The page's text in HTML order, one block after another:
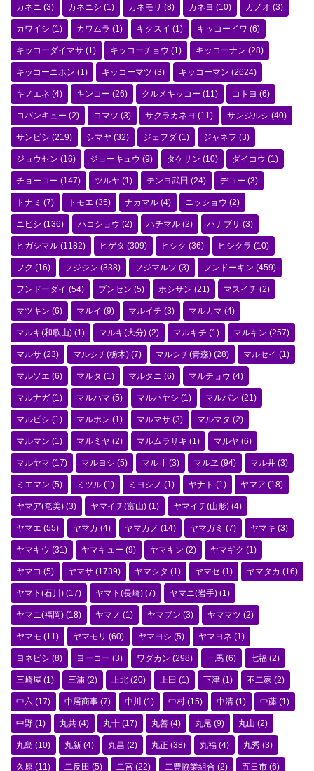
カネニ (3) カネニシ (1) カネモリ (8) カネヨ (10) カノオ (3)
カワイシ (1) カワムラ (1) キクスイ (1) キッコーイワ (6)
キッコーダイマサ (1) キッコーチョウ (1) キッコーナン (28)
キッコーニホン (1) キッコーマツ (3) キッコーマン (2624)
キノエネ (4) キンコー (26) クルメキッコー (11) コトヨ (6)
コバンキュー (2) コマツ (3) サクラカネヨ (11) サンジルシ (40)
サンビシ (219) シマヤ (32) ジェフダ (1) ジャネフ (3)
ジョウセン (16) ジョーキュウ (9) タケサン (10) ダイコウ (1)
チョーコー (147) ツルヤ (1) テンヨ武田 (24) デコー (3)
トナミ (7) トモエ (35) ナカマル (4) ニッショウ (2)
ニビシ (136) ハコショウ (2) ハチマル (2) ハナブサ (3)
ヒガシマル (1182) ヒゲタ (309) ヒシク (36) ヒシクラ (10)
フク (16) フジジン (338) フジマルツ (3) フンドーキン (459)
フンドーダイ (54) ブンセン (5) ホシサン (21) マスイチ (2)
マツキン (6) マルイ (9) マルイチ (3) マルカマ (4)
マルキ(和歌山) (1) マルキ(大分) (2) マルキチ (1) マルキン (257)
マルサ (23) マルシチ(栃木) (7) マルシチ(青森) (28) マルセイ (1)
マルソエ (6) マルタ (1) マルタニ (6) マルチョウ (4)
マルナガ (1) マルハマ (5) マルハヤシ (1) マルバン (21)
マルビシ (1) マルホン (1) マルマサ (3) マルマタ (2)
マルマン (1) マルミヤ (2) マルムラサキ (1) マルヤ (6)
マルヤマ (17) マルヨシ (5) マルヰ (3) マルヱ (94) マル井 (3)
ミエマン (5) ミツル (1) ミヨシノ (1) ヤナト (1) ヤマア (18)
ヤマア(奄美) (3) ヤマイチ(富山) (1) ヤマイチ(山形) (4)
ヤマエ (55) ヤマカ (4) ヤマカノ (14) ヤマガミ (7) ヤマキ (3)
ヤマキウ (31) ヤマキュー (9) ヤマキン (2) ヤマギク (1)
ヤマコ (5) ヤマサ (1739) ヤマシタ (1) ヤマセ (1) ヤマタカ (16)
ヤマト(石川) (17) ヤマト(長崎) (7) ヤマニ(岩手) (1)
ヤマニ(福岡) (18) ヤマノ (1) ヤマブン (3) ヤママツ (2)
ヤマモ (11) ヤマモリ (60) ヤマヨシ (5) ヤマヨネ (1)
ヨネビシ (8) ヨーコー (3) ワダカン (298) 一馬 (6) 七福 (2)
三崎屋 (1) 三浦 (2) 上北 (20) 上田 (1) 下津 (1) 不二家 (2)
中六 (17) 中居商事 (7) 中川 (1) 中村 (15) 中清 (1) 中藤 (1)
中野 (1) 丸共 (4) 丸十 (17) 丸善 (4) 丸尾 (9) 丸山 (2)
丸島 (10) 丸新 (4) 丸昌 (2) 丸正 (38) 丸福 (4) 丸秀 (3)
久原 (11) 二反田 (5) 二宮 (22) 二豊協業組合 (2) 五日市 (6)